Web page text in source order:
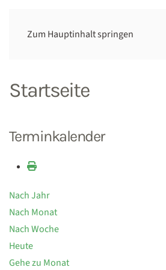
Zum Hauptinhalt springen
Startseite
Terminkalender
Nach Jahr
Nach Monat
Nach Woche
Heute
Gehe zu Monat